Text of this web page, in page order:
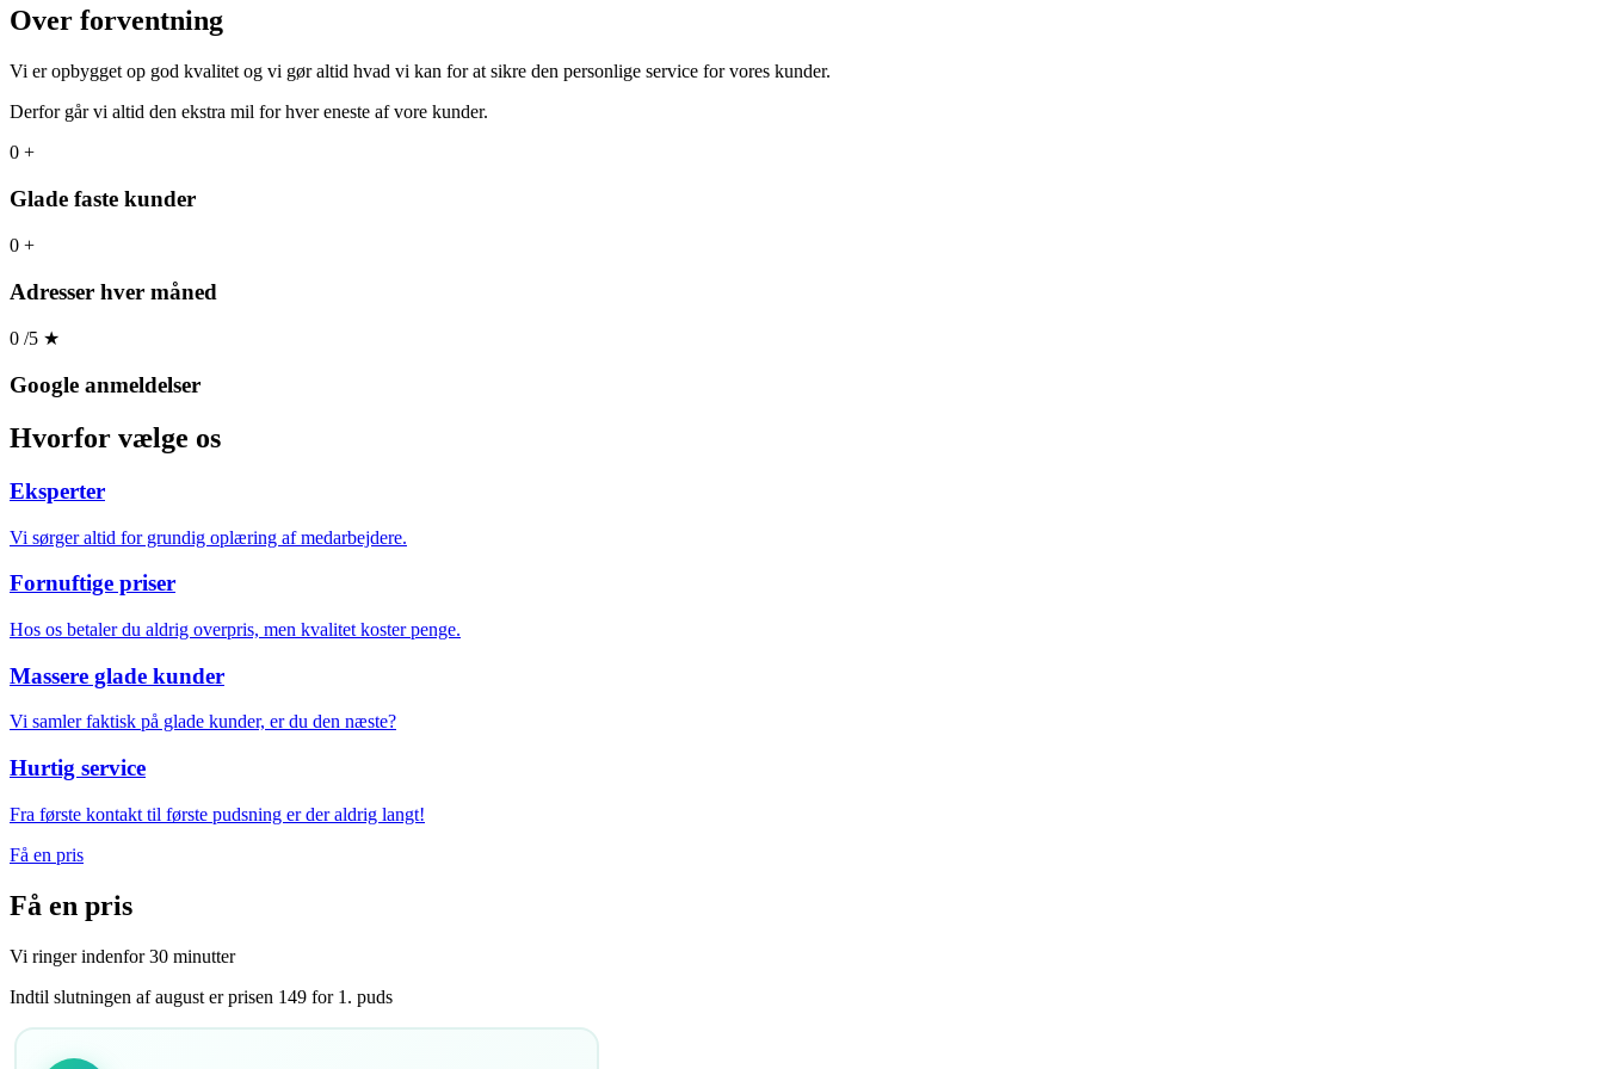
Over forventning
Vi er opbygget op god kvalitet og vi gør altid hvad vi kan for at sikre den personlige service for vores kunder.
Derfor går vi altid den ekstra mil for hver eneste af vore kunder.
0 +
Glade faste kunder
0 +
Adresser hver måned
0 /5 ★
Google anmeldelser
Hvorfor vælge os
Eksperter
Vi sørger altid for grundig oplæring af medarbejdere.
Fornuftige priser
Hos os betaler du aldrig overpris, men kvalitet koster penge.
Massere glade kunder
Vi samler faktisk på glade kunder, er du den næste?
Hurtig service
Fra første kontakt til første pudsning er der aldrig langt!
Få en pris
Få en pris
Vi ringer indenfor 30 minutter
Indtil slutningen af august er prisen 149 for 1. puds